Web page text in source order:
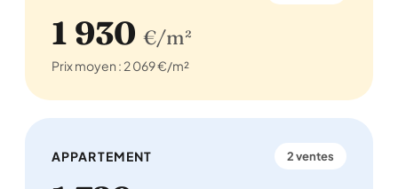
1 930 €/m²
Prix moyen : 2 069 €/m²
APPARTEMENT 2 ventes